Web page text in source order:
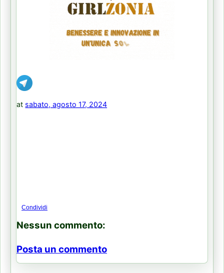
at sabato, agosto 17, 2024
Condividi
Nessun commento:
Posta un commento